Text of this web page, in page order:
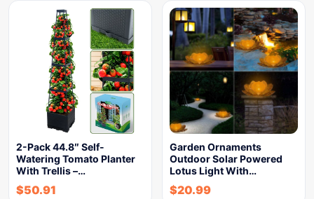
2-Pack 44.8″ Self-
Watering Tomato Planter
With Trellis –…
$50.91
Garden Ornaments
Outdoor Solar Powered
Lotus Light With…
$20.99